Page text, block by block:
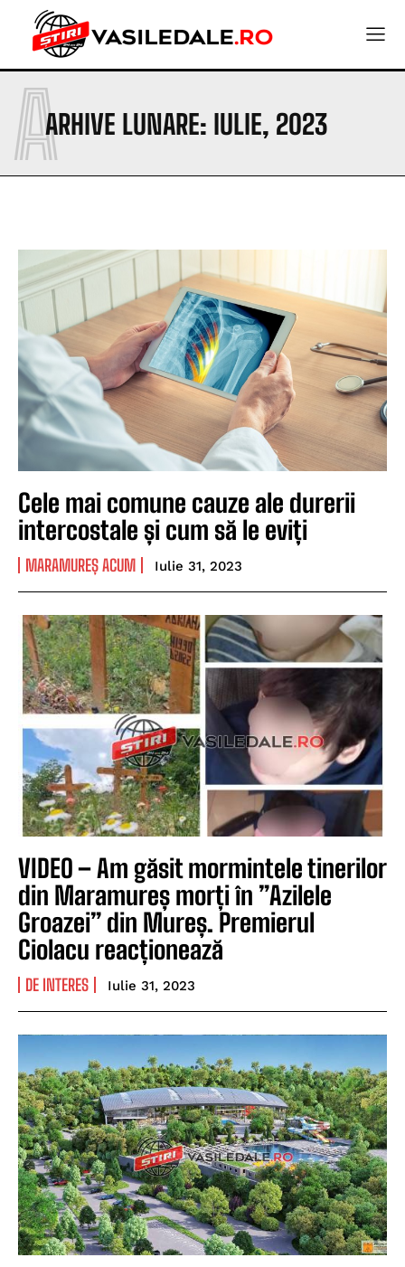
ARHIVE LUNARE: IULIE, 2023
A
Cele mai comune cauze ale durerii
intercostale și cum să le eviți
MARAMUREȘ ACUM Iulie 31, 2023
VIDEO – Am găsit mormintele tinerilor
din Maramureș morți în ”Azilele
Groazei” din Mureș. Premierul
Ciolacu reacționează
DE INTERES Iulie 31, 2023